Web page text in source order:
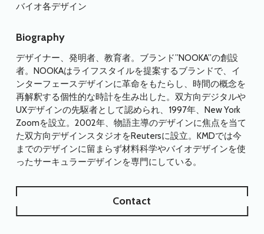
バイオ各デザイン
Biography
デザイナー、発明者、教育者。ブランド”NOOKA”の創設
者。NOOKAはライフスタイルを提案するブランドで、イ
ンターフェースデザインに革命をもたらし、時間の概念を
再解釈する個性的な時計を生み出した。双方向デジタルや
UXデザインの先駆者として認められ、1997年、New York
Zoomを設立。2002年、物語主導のデザインに焦点を当て
た双方向デザインスタジオをReutersに設立。KMDでは今
までのデザインに留まらず材料科学やバイオデザインを使
ったサーキュラーデザインを専門にしている。
Contact